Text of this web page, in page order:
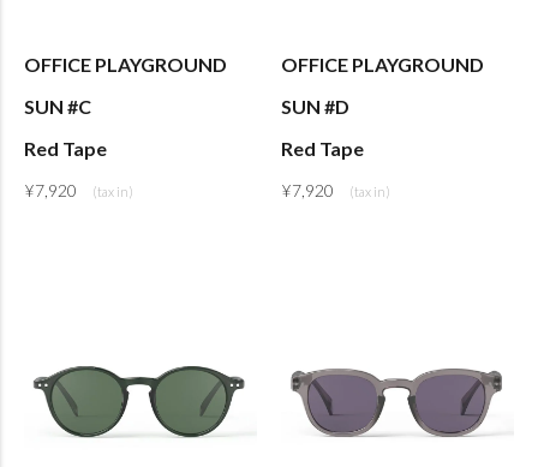
OFFICE PLAYGROUND
SUN #C
Red Tape
¥7,920
OFFICE PLAYGROUND
SUN #D
Red Tape
¥7,920